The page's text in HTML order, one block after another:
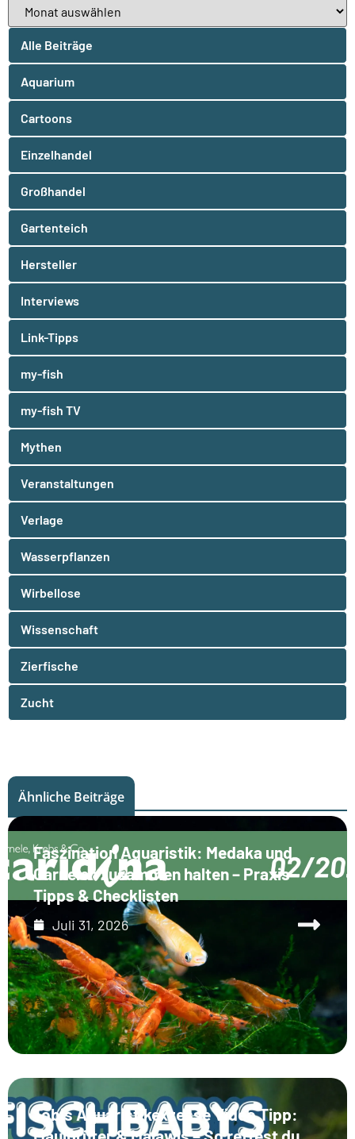
Alle Beiträge
Aquarium
Cartoons
Einzelhandel
Großhandel
Gartenteich
Hersteller
Interviews
Link-Tipps
my-fish
my-fish TV
Mythen
Veranstaltungen
Verlage
Wasserpflanzen
Wirbellose
Wissenschaft
Zierfische
Zucht
Ähnliche Beiträge
Faszination Aquaristik: Medaka und
Garnelen zusammen halten – Praxis-
Tipps & Checklisten
Juli 31, 2026
Tobis Aquaristikexzesse Video Tipp: